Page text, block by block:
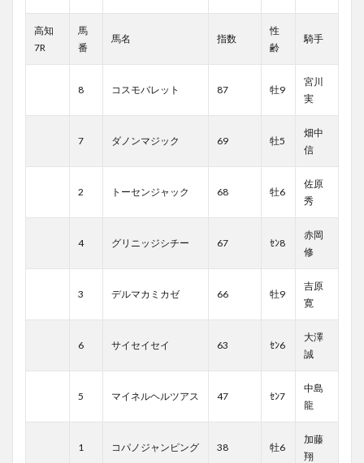
高知
7R
馬
番
馬名 指数
性
齢
騎手
8 コスモバレット 87 牡9
宮川
実
7 ダノンマジック 69 牡5
畑中
信
2 トーセンジャック 68 牡6
佐原
秀
4 グリニッジシチー 67 ｾﾝ8
赤岡
修
3 デルマカミカゼ 66 牡9
吉原
寛
6 サイセイセイ 63 ｾﾝ6
大澤
誠
5 マイネルヘルツアス 47 ｾﾝ7
中島
龍
1 コパノジャンピング 38 牡6
加藤
翔